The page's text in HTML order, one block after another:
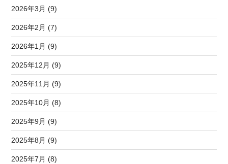
2026年3月 (9)
2026年2月 (7)
2026年1月 (9)
2025年12月 (9)
2025年11月 (9)
2025年10月 (8)
2025年9月 (9)
2025年8月 (9)
2025年7月 (8)